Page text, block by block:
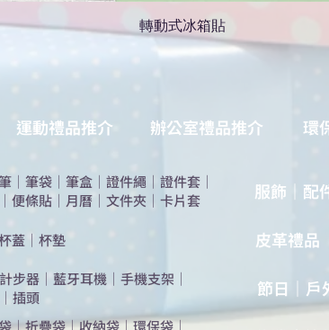
轉動式冰箱貼
運動禮品推介 辦公室禮品推介 環
｜ 筆袋 ｜ 筆盒 ｜ 證件繩 ｜ 證件套 ｜
｜ 便條貼 ｜ 月曆 ｜ 文件夾 ｜ 卡片套
蓋 ｜ 杯墊
計步器 ｜ 藍牙耳機 ｜ 手機支架 ｜
｜ 插頭
｜折疊袋｜收納袋｜環保袋｜
服飾｜配
​皮革禮品
節日｜戶